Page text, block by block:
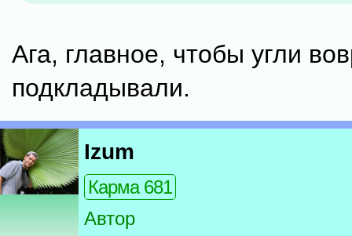
Ага, главное, чтобы угли
подкладывали.
Izum
Карма 681
Автор